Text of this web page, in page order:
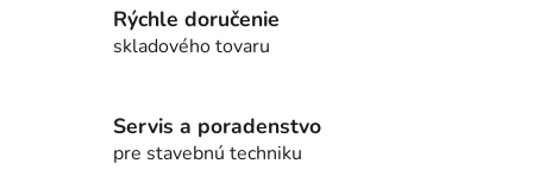
Rýchle doručenie
skladového tovaru
Servis a poradenstvo
pre stavebnú techniku